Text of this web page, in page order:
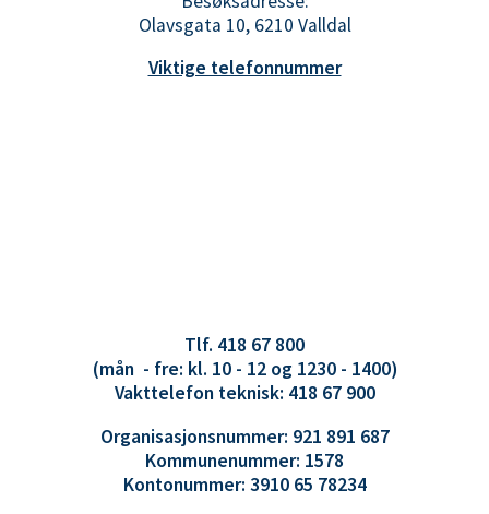
Olavsgata 10, 6210 Valldal
Viktige telefonnummer
Tlf. 418 67 800
(mån - fre: kl. 10 - 12 og 1230 - 1400)
Vakttelefon teknisk: 418 67 900
Organisasjonsnummer: 921 891 687
Kommunenummer: 1578
Kontonummer: 3910 65 78234